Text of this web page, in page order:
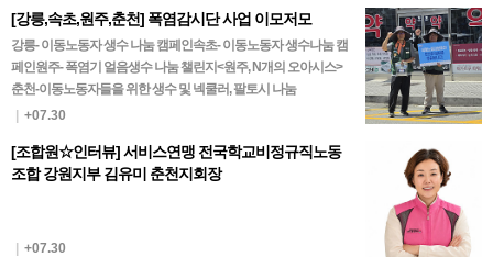
[강릉,속초,원주,춘천] 폭염감시단 사업 이모저모
강릉- 이동노동자 생수 나눔 캠페인속초- 이동노동자 생수나눔 캠
페인원주- 폭염기 얼음생수 나눔 챌린지<원주, N개의 오아시스>
춘천-이동노동자들을 위한 생수 및 넥쿨러, 팔토시 나눔
| +07.30
[조합원☆인터뷰] 서비스연맹 전국학교비정규직노동
조합 강원지부 김유미 춘천지회장
| +07.30